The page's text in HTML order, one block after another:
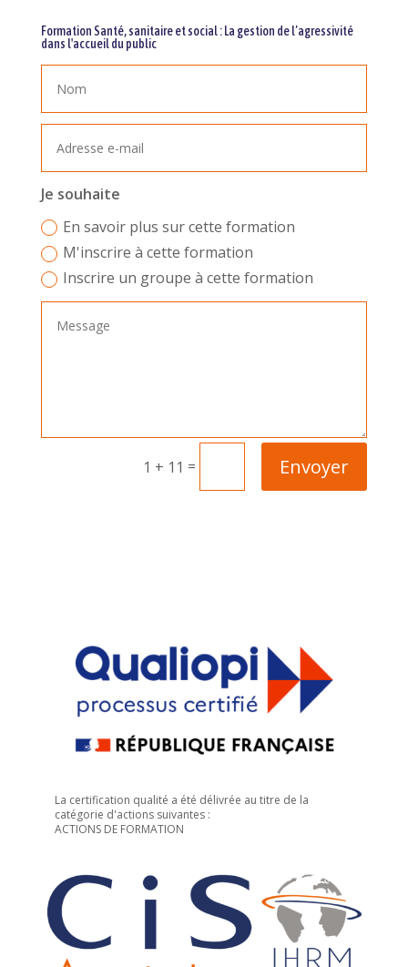
Formation Santé, sanitaire et social : La gestion de l’agressivité
dans l'accueil du public
Je souhaite
En savoir plus sur cette formation
M'inscrire à cette formation
Inscrire un groupe à cette formation
1 + 11 = Envoyer
La certification qualité a été délivrée au titre de la
catégorie d'actions suivantes :
ACTIONS DE FORMATION